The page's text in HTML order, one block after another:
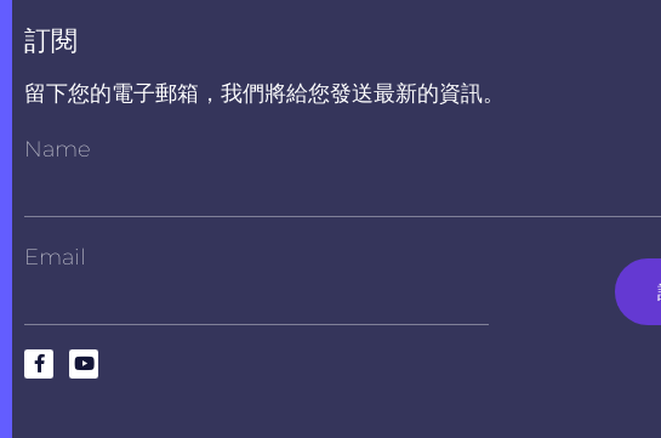
訂閱
留下您的電子郵箱，我們將給您發送最新的資訊。
Name
Email